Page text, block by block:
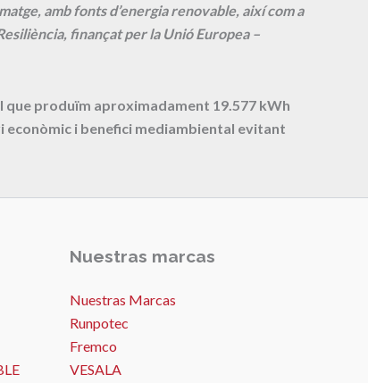
amb fonts d’energia renovable, així com a
finançat per la Unió Europea –
que produïm aproximadament 19.577 kWh
i benefici mediambiental evitant
Nuestras marcas
Nuestras Marcas
Runpotec
Fremco
VESALA